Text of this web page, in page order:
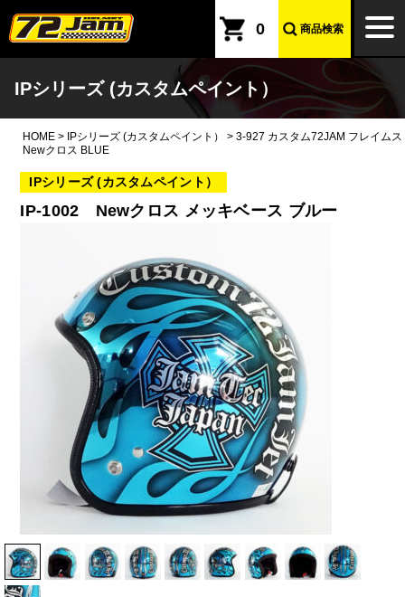
本文へ
0 商品検索
IPシリーズ (カスタムペイント）
HOME > IPシリーズ (カスタムペイント） > 3-927 カスタム72JAM フレイムス
Newクロス BLUE
IPシリーズ (カスタムペイント）
IP-1002 Newクロス メッキベース ブルー